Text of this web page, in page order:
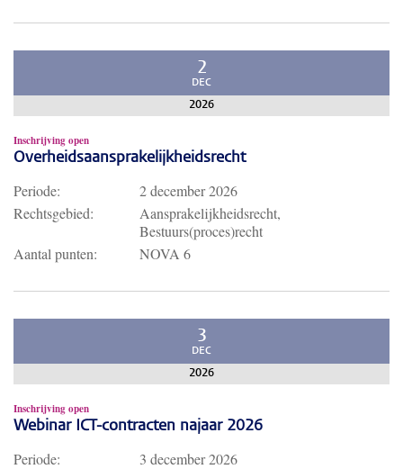
2
DEC
2026
Inschrijving open
Overheidsaansprakelijkheidsrecht
Periode:
2 december 2026
Rechtsgebied:
Aansprakelijkheidsrecht,
Bestuurs(proces)recht
Aantal punten:
NOVA 6
3
DEC
2026
Inschrijving open
Webinar ICT-contracten najaar 2026
Periode:
3 december 2026